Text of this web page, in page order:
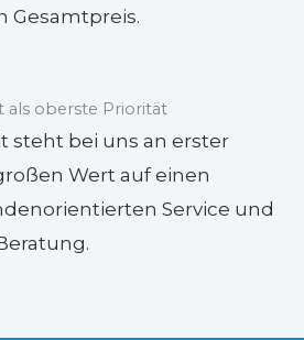
Gesamtpreis.
als oberste Priorität
steht bei uns an erster
Wert auf einen
Service und